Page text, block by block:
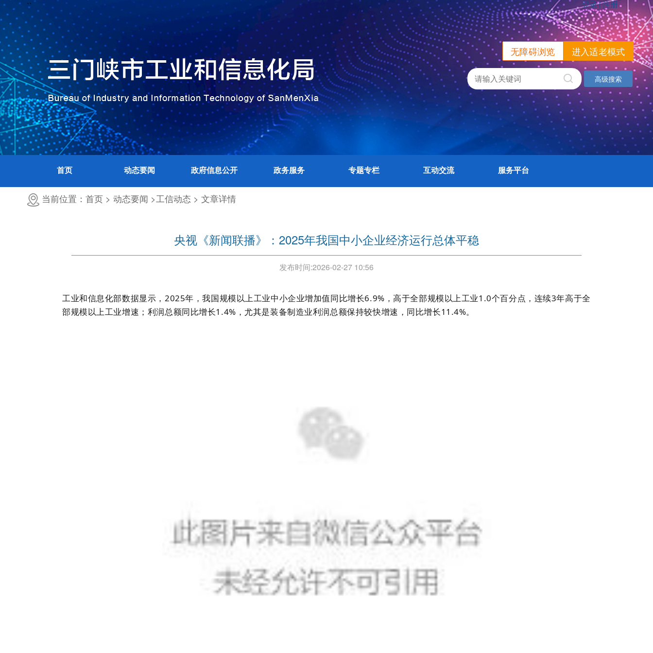
无障碍浏览 进入适老模式
``
高级搜索
首页 动态要闻 政府信息公开 政务服务 专题专栏 互动交流 服务平台
当前位置：首页 > 动态要闻 >工信动态 > 文章详情
央视《新闻联播》：2025年我国中小企业经济运行总体平稳
发布时间:2026-02-27 10:56
工业和信息化部数据显示，2025年，我国规模以上工业中小企业增加值同比增长6.9%，高于全部规模以上工业1.0个百分点，连续3年高于全
部规模以上工业增速；利润总额同比增长1.4%，尤其是装备制造业利润总额保持较快增速，同比增长11.4%。